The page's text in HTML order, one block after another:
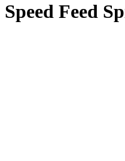
Speed Feed